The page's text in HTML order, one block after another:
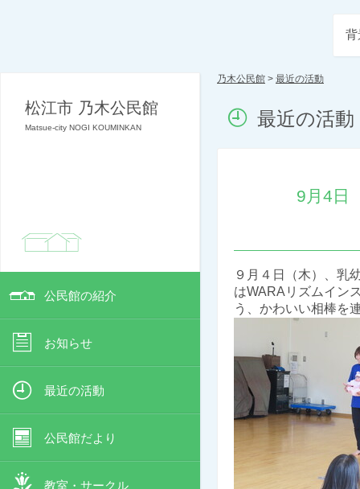
松江市 乃木公民館
Matsue-city NOGI KOUMINKAN
公民館の紹介
お知らせ
最近の活動
公民館だより
教室・サークル
背
乃木公民館 > 最近の活動
最近の活動
9月4日
９月４日（木）、乳
はWARAリズムイン
う、かわいい相棒を